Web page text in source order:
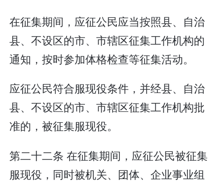
在征集期间，应征公民应当按照县、自治
县、不设区的市、市辖区征集工作机构的
通知，按时参加体格检查等征集活动。
应征公民符合服现役条件，并经县、自治
县、不设区的市、市辖区征集工作机构批
准的，被征集服现役。
第二十二条 在征集期间，应征公民被征集
服现役，同时被机关、团体、企业事业组